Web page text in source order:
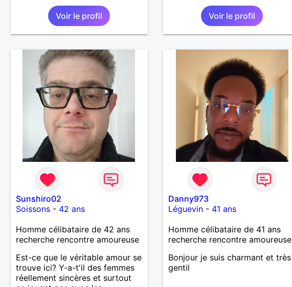
Voir le profil Voir le profil
Sunshiro02
Soissons- 42 ans
Homme célibataire de 42 ans
recherche rencontre amoureuse
Est-ce que le véritable amour se
trouve ici? Y-a-t'il des femmes
réellement sincères et surtout
Danny973
Léguevin - 41 ans
Homme célibataire de 41 ans
recherche rencontre amoureuse
Bonjour je suis charmant et très
gentil